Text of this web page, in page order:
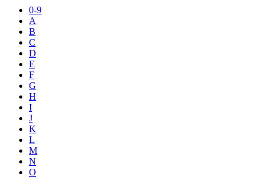
0-9
A
B
C
D
E
F
G
H
I
J
K
L
M
N
O